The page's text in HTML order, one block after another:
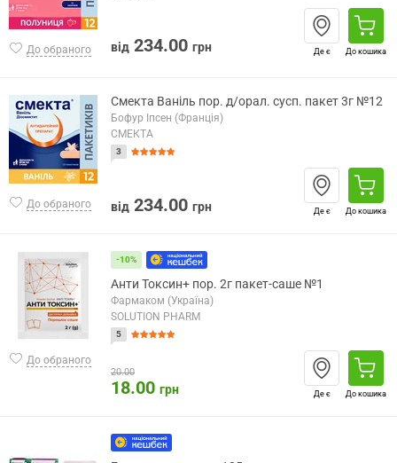
До обраного від 234.00 грн Де є До кошика
До обраного
Смекта Ваніль пор. д/орал. сусп. пакет 3г №12
Бофур Іпсен (Франція)
СМЕКТА
3
від 234.00 грн Де є До кошика
До обраного
-10%
Анти Токсин+ пор. 2г пакет-саше №1
Фармаком (Україна)
SOLUTION PHARM
5
20.00
18.00 грн Де є До кошика